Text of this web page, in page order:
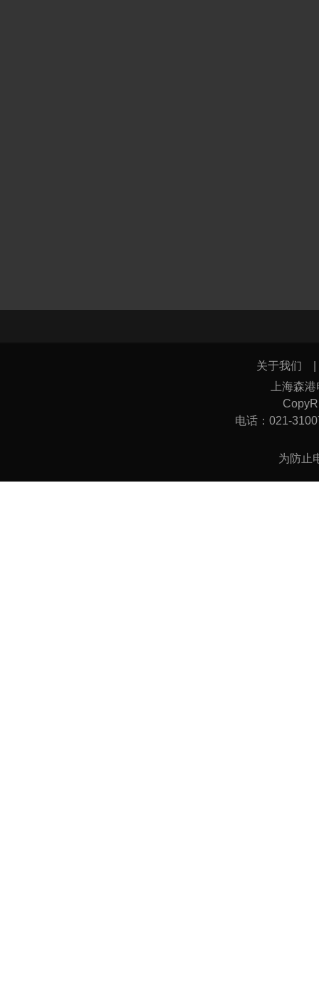
关于我们
上海森
电话：021-
为防止